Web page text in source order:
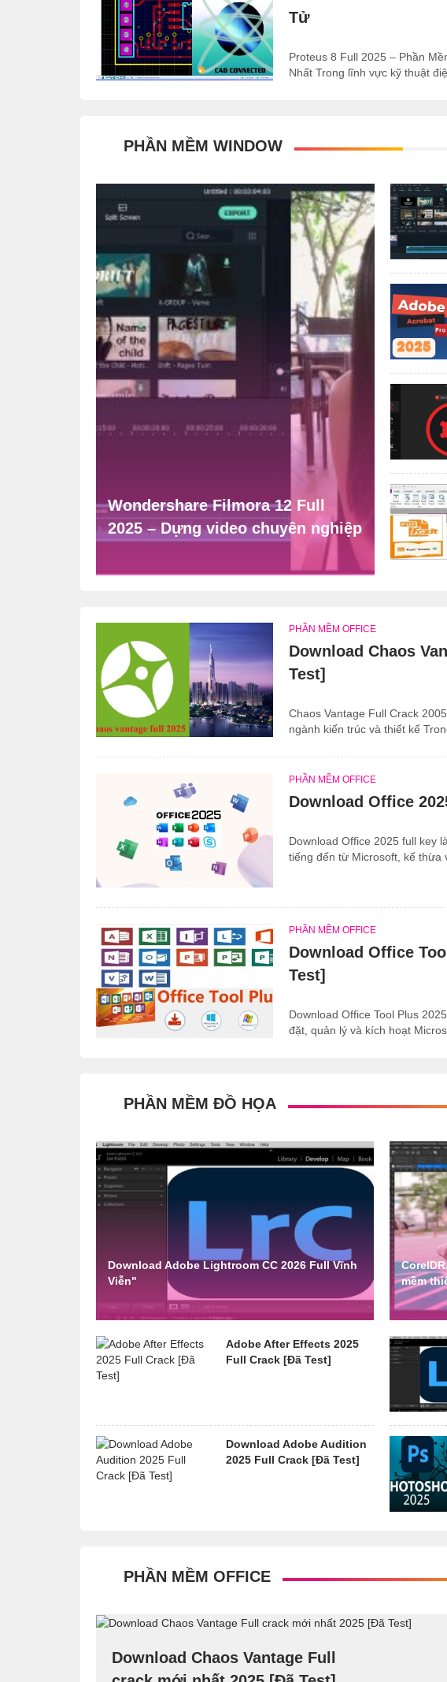
Tử
Proteus 8 Full 2025 – Phần
Nhất Trong lĩnh vực kỹ thuật
PHẦN MỀM WINDOW
Wondershare Filmora 12 Full
2025 – Dựng video chuyên nghiệp
PHẦN MỀM OFFICE
Download Chaos
Test]
Chaos Vantage Full Crack
ngành kiến trúc và thiết kế
PHẦN MỀM OFFICE
Download Office
Download Office 2025 full key
tiếng đến từ Microsoft, kế thừa
PHẦN MỀM OFFICE
Download Office
Test]
Download Office Tool Plus
đặt, quản lý và kích hoạt
PHẦN MỀM ĐỒ HỌA
Download Adobe Lightroom CC 2026 Full Vĩnh
Viễn"
Adobe After Effects 2025
Full Crack [Đã Test]
Download Adobe Audition
2025 Full Crack [Đã Test]
mềm
PHẦN MỀM OFFICE
Download Chaos Vantage Full